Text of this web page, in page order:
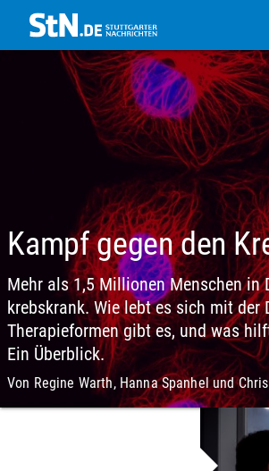
Kampf gegen den
Mehr als 1,5 Millionen Menschen in
krebskrank. Wie lebt es sich mit der
Therapieformen gibt es, und was
Ein Überblick.
Von Regine Warth, Hanna Spanhel und